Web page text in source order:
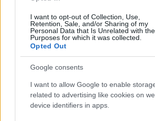
I want to opt-out of Collection, Use,
Retention, Sale, and/or Sharing of my
Personal Data that Is Unrelated with the
Purposes for which it was collected.
Opted Out
Google consents
I want to allow Google to enable
related to advertising like cookies on
device identifiers in apps.
hegedűművész, aki ezúttal az
Martin in the Fieldsszel lép
együttes vezetését 2011-ben vette
A barokk muzsika világát idézi
Petibon áriaestje, a világhírű
a a rangos Müncheni
érkezik a fesztiválra.
Forrás:MTI